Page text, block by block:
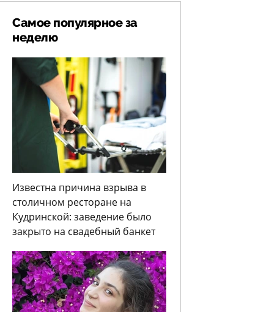
Самое популярное за
неделю
Известна причина взрыва в
столичном ресторане на
Кудринской: заведение было
закрыто на свадебный банкет